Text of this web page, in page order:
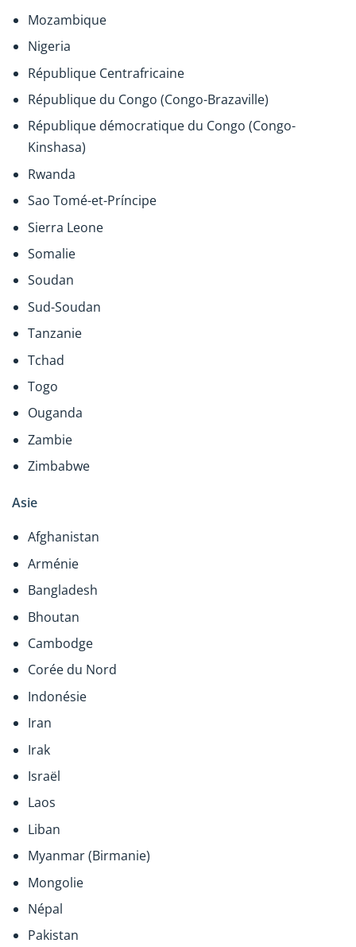
Mozambique
Nigeria
République Centrafricaine
République du Congo (Congo-Brazaville)
République démocratique du Congo (Congo-
Kinshasa)
Rwanda
Sao Tomé-et-Príncipe
Sierra Leone
Somalie
Soudan
Sud-Soudan
Tanzanie
Tchad
Togo
Ouganda
Zambie
Zimbabwe
Asie
Afghanistan
Arménie
Bangladesh
Bhoutan
Cambodge
Corée du Nord
Indonésie
Iran
Irak
Israël
Laos
Liban
Myanmar (Birmanie)
Mongolie
Népal
Pakistan